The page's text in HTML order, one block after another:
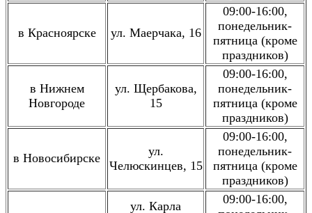
в Красноярске ул. Маерчака, 16
09:00-16:00,
понедельник-
пятница (кроме
праздников)
в Нижнем
Новгороде
ул. Щербакова,
15
09:00-16:00,
понедельник-
пятница (кроме
праздников)
в Новосибирске
ул.
Челюскинцев, 15
09:00-16:00,
понедельник-
пятница (кроме
праздников)
ул. Карла
09:00-16:00,